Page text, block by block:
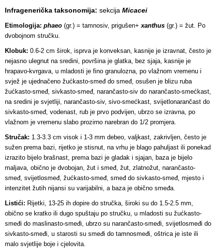
Infragenerička taksonomija: sekcija Micacei
Etimologija: phaeo (gr.) = tamnosiv, prigušen+xanthus (gr.) = žut. Po
dvobojnom stručku.
Klobuk: 0.6-2 cm širok, isprva je konveksan, kasnije je izravnat, često je
nejasno ulegnut na sredini, površina je glatka, bez sjaja, kasnije je
hrapavo-kvrgava, u mladosti je fino granulozna, po vlažnom vremenu i
svjež je ujednačeno žućkasto-smeđ do smeđ, osušen je blizu ruba
žućkasto-smeđ, sivkasto-smeđ, narančasto-siv do narančasto-smećkast,
na sredini je svjetliji, narančasto-siv, sivo-smećkast, svijetlonarančast do
sivkasto-smeđ, vodenast, rub je prvo podvijen, ubrzo se izravna, po
vlažnom je vremenu slabo prozirno narebran do 1/2 promjera.
Stručak: 1.3-3.3 cm visok i 1-3 mm debeo, valjkast, zakrivljen, često je
sužen prema bazi, rijetko je stisnut, na vrhu je blago pahuljast ili ponekad
izrazito bijelo brašnast, prema bazi je gladak i sjajan, baza je bijelo
maljava, obično je dvobojan, žut i smeđ, žut, zlatnožut, narančasto-
smeđ, svijetlosmeđ, žućkasto-smeđ, smeđ do sivkasto-smeđ, mjesto i
intenzitet žutih nijansi su varijabilni, a baza je obično smeđa.
Listići: Rijetki, 13-25 ih dopire do stručka, široki su do 1.5-2.5 mm,
obično se kratko ili dugo spuštaju po stručku, u mladosti su žućkasto-
smeđi do maslinasto-smeđi, ubrzo su narančasto-smeđi, svijetlosmeđi do
sivkasto-smeđi, u starosti su smeđi do tamnosmeđi, oštrica je iste ili
malo svjetlije boje i cjelovita.